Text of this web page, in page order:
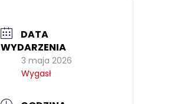
DATA
WYDARZENIA
3 maja 2026
Wygasł